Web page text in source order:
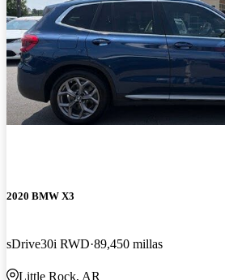
2020 BMW X3
sDrive30i RWD 89,450 millas
Little Rock, AR